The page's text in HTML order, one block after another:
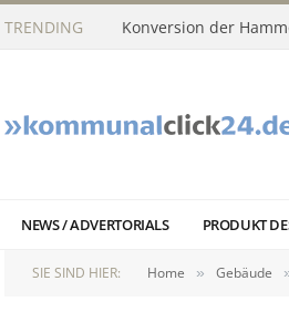
TRENDING Konversion der
NEWS / ADVERTORIALS PRODUKT
SIE SIND HIER: Home » Gebäude